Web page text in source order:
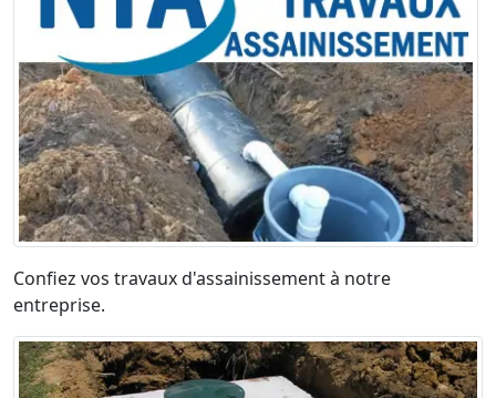
Confiez vos travaux d'assainissement à notre
entreprise.